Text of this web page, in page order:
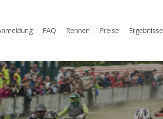
FAQ Rennen Preise Ergebnisse